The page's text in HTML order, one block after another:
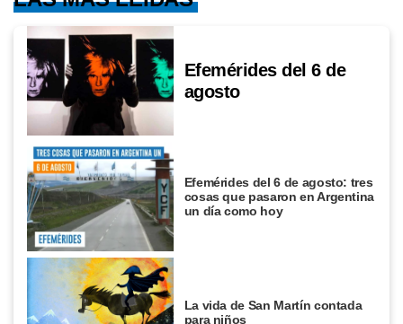
Efemérides del 6 de
agosto
Efemérides del 6 de agosto: tres
cosas que pasaron en Argentina
un día como hoy
La vida de San Martín contada
para niños